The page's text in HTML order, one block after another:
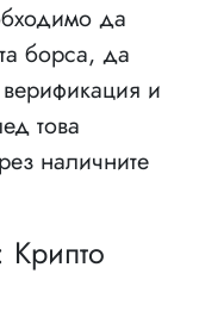
да
борса, да
и
това
наличните